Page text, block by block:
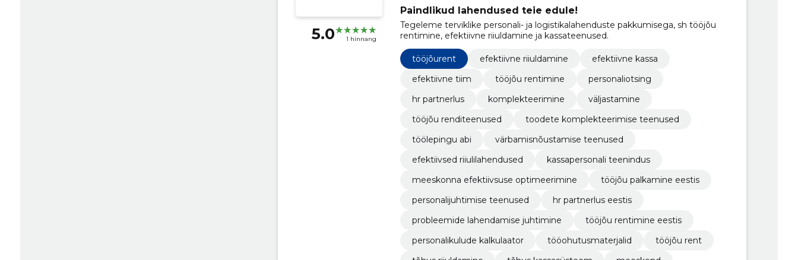
5.0 1 hinnang
Paindlikud lahendused teie edule!
Tegeleme terviklike personali- ja logistikalahenduste pakkumisega, sh tööjõu
rentimine, efektiivne riiuldamine ja kassateenused.
tööjõurent efektiivne riiuldamine
efektiivne kassa
efektiivne tiim
tööjõu rentimine
personaliotsing
hr partnerlus
komplekteerimine
väljastamine
tööjõu renditeenused
toodete komplekteerimise teenused
töölepingu abi
värbamisnõustamise teenused
efektiivsed riiulilahendused
kassapersonali teenindus
meeskonna efektiivsuse optimeerimine
tööjõu palkamine eestis
personalijuhtimise teenused
hr partnerlus eestis
probleemide lahendamise juhtimine
tööjõu rentimine eestis
personalikulude kalkulaator
tööohutusmaterjalid
tööjõu rent